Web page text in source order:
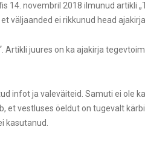
14. novembril 2018 ilmunud artikli
väljaanded ei rikkunud head
Artikli juures on ka ajakirja
infot ja valeväiteid. Samuti ei ole
et vestluses öeldut on tugevalt
kasutanud.